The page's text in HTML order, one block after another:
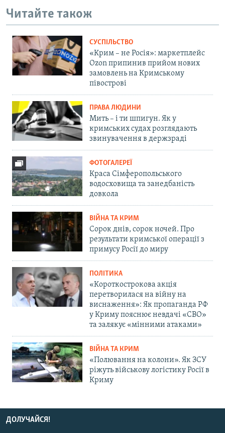
Читайте також
СУСПІЛЬСТВО
«Крим – не Росія»: маркетплейс
Ozon припинив прийом нових
замовлень на Кримському
півострові
ПРАВА ЛЮДИНИ
Мить – і ти шпигун. Як у
кримських судах розглядають
звинувачення в держзраді
ФОТОГАЛЕРЕЇ
Краса Сімферопольського
водосховища та занедбаність
довкола
ВІЙНА ТА КРИМ
Сорок днів, сорок ночей. Про
результати кримської операції з
примусу Росії до миру
ПОЛІТИКА
«Короткострокова акція
перетворилася на війну на
виснаження»: Як пропаганда РФ
у Криму пояснює невдачі «СВО»
та залякує «мінними атаками»
ВІЙНА ТА КРИМ
«Полювання на колони». Як ЗСУ
ріжуть військову логістику Росії в
Криму
ДОЛУЧАЙСЯ!